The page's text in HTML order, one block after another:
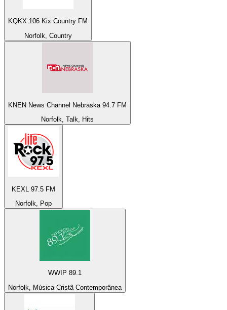
KQKX 106 Kix Country FM
Norfolk, Country
KNEN News Channel Nebraska 94.7 FM
Norfolk, Talk, Hits
KEXL 97.5 FM
Norfolk, Pop
WWIP 89.1
Norfolk, Música Cristã Contemporânea